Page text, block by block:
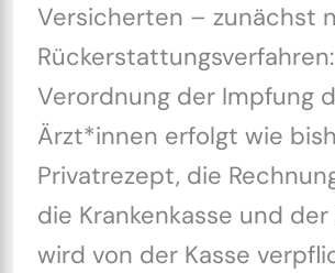
Versicherten – zunächst
Verordnung der Impfung
Ärzt*innen erfolgt wie
Privatrezept, die
die Krankenkasse und
wird von der Kasse